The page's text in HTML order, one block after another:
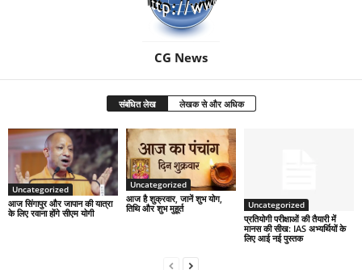
CG News
संबंधित लेख लेखक से और अधिक
Uncategorized
आज सिंगापुर और जापान की यात्रा
के लिए रवाना होंगे सीएम योगी
Uncategorized
आज है शुक्रवार, जानें शुभ योग,
तिथि और शुभ मुहूर्त
Uncategorized
प्रतियोगी परीक्षाओं की तैयारी में
मानस की सीख: IAS अभ्यर्थियों के
लिए आई नई पुस्तक